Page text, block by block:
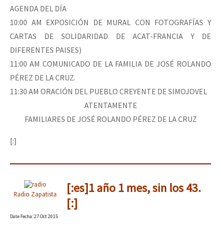
AGENDA DEL DÍA
10:00 AM EXPOSICIÓN DE MURAL CON FOTOGRAFÍAS Y
CARTAS DE SOLIDARIDAD DE ACAT-FRANCIA Y DE
DIFERENTES PAISES)
11:00 AM COMUNICADO DE LA FAMILIA DE JOSÉ ROLANDO
PÉREZ DE LA CRUZ.
11:30 AM ORACIÓN DEL PUEBLO CREYENTE DE SIMOJOVEL
ATENTAMENTE
FAMILIARES DE JOSÉ ROLANDO PÉREZ DE LA CRUZ
[:]
Radio Zapatista
[:es]1 año 1 mes, sin los 43.
[:]
DateFecha: 27 Oct 2015